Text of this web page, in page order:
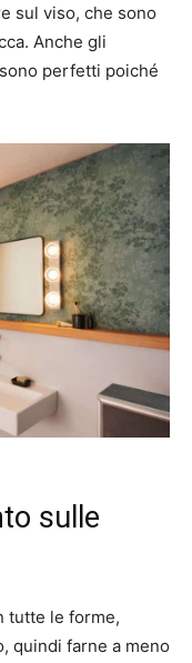
sul viso, che sono
Anche gli
perfetti poiché
sulle
tutte le forme,
quindi farne a meno